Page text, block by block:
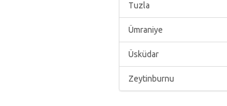
Tuzla
Ümraniye
Üsküdar
Zeytinburnu